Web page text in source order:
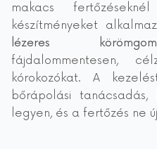
makacs
készítményeket
lézeres
fájdalommentesen,
kórokozókat. A
bőrápolási
legyen, és a fertőzés ne